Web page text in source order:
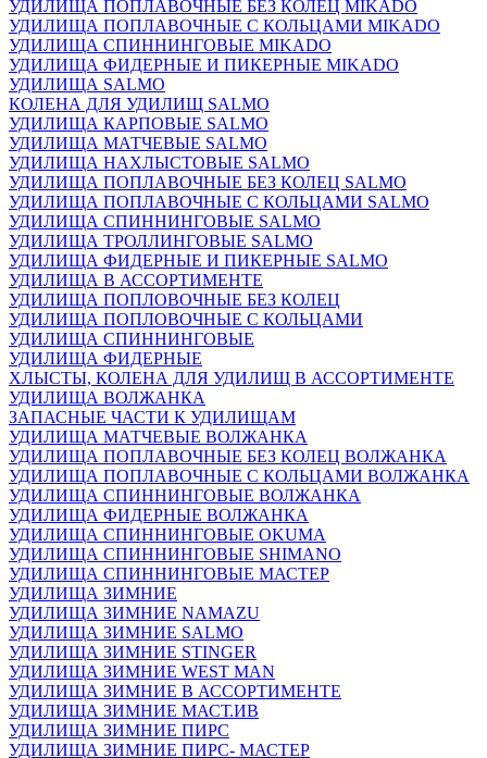
УДИЛИЩА ПОПЛАВОЧНЫЕ БЕЗ КОЛЕЦ MIKADO
УДИЛИЩА ПОПЛАВОЧНЫЕ С КОЛЬЦАМИ MIKADO
УДИЛИЩА СПИННИНГОВЫЕ MIKADO
УДИЛИЩА ФИДЕРНЫЕ И ПИКЕРНЫЕ MIKADO
УДИЛИЩА SALMO
КОЛЕНА ДЛЯ УДИЛИЩ SALMO
УДИЛИЩА КАРПОВЫЕ SALMO
УДИЛИЩА МАТЧЕВЫЕ SALMO
УДИЛИЩА НАХЛЫСТОВЫЕ SALMO
УДИЛИЩА ПОПЛАВОЧНЫЕ БЕЗ КОЛЕЦ SALMO
УДИЛИЩА ПОПЛАВОЧНЫЕ С КОЛЬЦАМИ SALMO
УДИЛИЩА СПИННИНГОВЫЕ SALMO
УДИЛИЩА ТРОЛЛИНГОВЫЕ SALMO
УДИЛИЩА ФИДЕРНЫЕ И ПИКЕРНЫЕ SALMO
УДИЛИЩА В АССОРТИМЕНТЕ
УДИЛИЩА ПОПЛОВОЧНЫЕ БЕЗ КОЛЕЦ
УДИЛИЩА ПОПЛОВОЧНЫЕ С КОЛЬЦАМИ
УДИЛИЩА СПИННИНГОВЫЕ
УДИЛИЩА ФИДЕРНЫЕ
ХЛЫСТЫ, КОЛЕНА ДЛЯ УДИЛИЩ В АССОРТИМЕНТЕ
УДИЛИЩА ВОЛЖАНКА
ЗАПАСНЫЕ ЧАСТИ К УДИЛИЩАМ
УДИЛИЩА МАТЧЕВЫЕ ВОЛЖАНКА
УДИЛИЩА ПОПЛАВОЧНЫЕ БЕЗ КОЛЕЦ ВОЛЖАНКА
УДИЛИЩА ПОПЛАВОЧНЫЕ С КОЛЬЦАМИ ВОЛЖАНКА
УДИЛИЩА СПИННИНГОВЫЕ ВОЛЖАНКА
УДИЛИЩА ФИДЕРНЫЕ ВОЛЖАНКА
УДИЛИЩА СПИННИНГОВЫЕ OKUMA
УДИЛИЩА СПИННИНГОВЫЕ SHIMANO
УДИЛИЩА СПИННИНГОВЫЕ МАСТЕР
УДИЛИЩА ЗИМНИЕ
УДИЛИЩА ЗИМНИЕ NAMAZU
УДИЛИЩА ЗИМНИЕ SALMO
УДИЛИЩА ЗИМНИЕ STINGER
УДИЛИЩА ЗИМНИЕ WEST MAN
УДИЛИЩА ЗИМНИЕ В АССОРТИМЕНТЕ
УДИЛИЩА ЗИМНИЕ МАСТ.ИВ
УДИЛИЩА ЗИМНИЕ ПИРС
УДИЛИЩА ЗИМНИЕ ПИРС- МАСТЕР